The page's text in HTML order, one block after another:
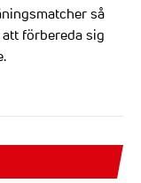
så
förbereda sig